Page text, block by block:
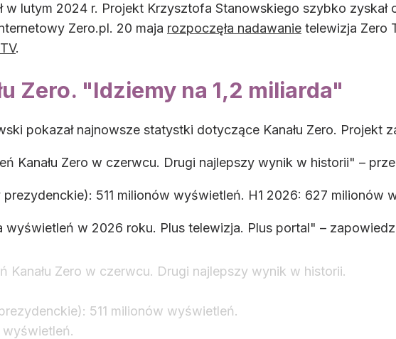
w lutym 2024 r. Projekt Krzysztofa Stanowskiego szybko
Zero.pl. 20 maja rozpoczęła nadawanie telewizja Zero
.
Zero. "Idziemy na 1,2 miliarda"
pokazał najnowsze statystki dotyczące Kanału Zero. Projekt
Kanału Zero w czerwcu. Drugi najlepszy wynik w historii" –
prezydenckie): 511 milionów wyświetleń. H1 2026: 627 milionów
wyświetleń w 2026 roku. Plus telewizja. Plus portal" –
Kanału Zero w czerwcu. Drugi najlepszy wynik w historii.
511 milionów wyświetleń.
wyświetleń.